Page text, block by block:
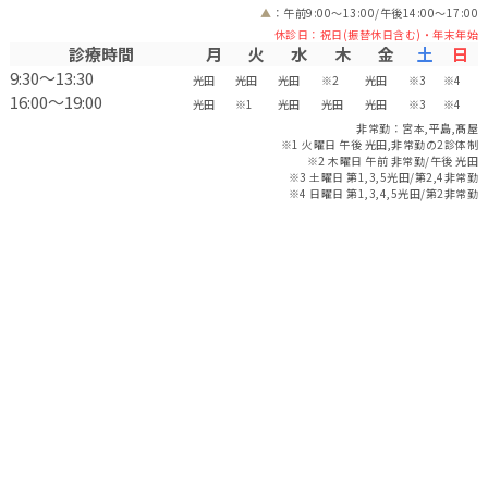
▲ ：午前9:00～13:00/午後14:00～17:00
休診日：祝日(振替休日含む)・年末年始
診療時間 月 火 水 木 金 土
日
9:30〜13:30
光田 光田 光田 ※2 光田 ※3 ※4
16:00〜19:00 光田 ※1 光田 光田 光田 ※3
※4
非常勤：宮本,平島,髙屋
※1 火曜日 午後 光田,非常勤の2診体制
※2 木曜日 午前 非常勤/午後 光田
※3 土曜日 第1,3,5光田/第2,4非常勤
※4 日曜日 第1,3,4,5光田/第2非常勤